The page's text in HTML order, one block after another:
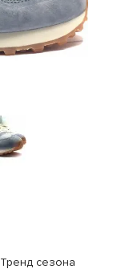
Тренд сезона